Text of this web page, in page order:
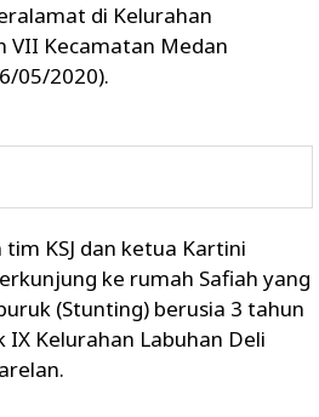
di Kelurahan
VII Kecamatan Medan
05/2020).
KSJ dan ketua Kartini
ke rumah Safiah yang
(Stunting) berusia 3 tahun
Kelurahan Labuhan Deli